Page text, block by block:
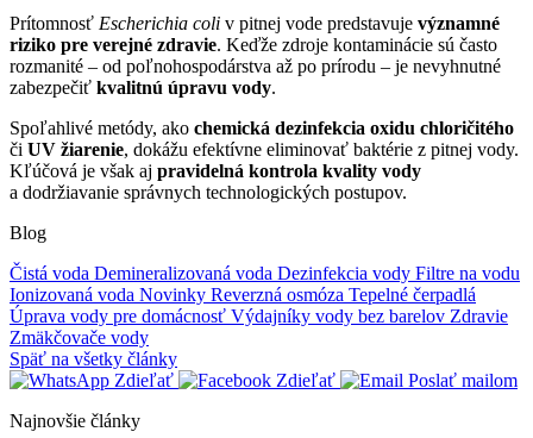
Prítomnosť Escherichia coli v pitnej vode predstavuje významné
riziko pre verejné zdravie. Keďže zdroje kontaminácie sú často
rozmanité – od poľnohospodárstva až po prírodu – je nevyhnutné
zabezpečiť kvalitnú úpravu vody.
Spoľahlivé metódy, ako chemická dezinfekcia oxidu chloričitého
či UV žiarenie, dokážu efektívne eliminovať baktérie z pitnej vody.
Kľúčová je však aj pravidelná kontrola kvality vody
a dodržiavanie správnych technologických postupov.
Blog
Čistá voda Demineralizovaná voda Dezinfekcia vody Filtre na vodu
Ionizovaná voda Novinky Reverzná osmóza Tepelné čerpadlá
Úprava vody pre domácnosť Výdajníky vody bez barelov Zdravie
Zmäkčovače vody
Späť na všetky články
Zdieľať
Zdieľať
Poslať mailom
Najnovšie články